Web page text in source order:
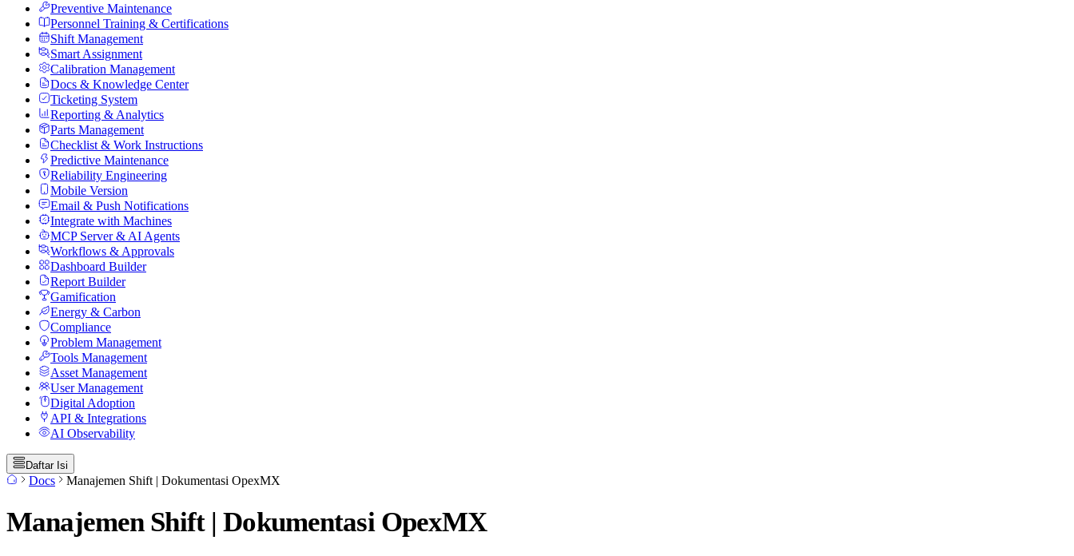
Preventive Maintenance
Personnel Training & Certifications
Shift Management
Smart Assignment
Calibration Management
Docs & Knowledge Center
Ticketing System
Reporting & Analytics
Parts Management
Checklist & Work Instructions
Predictive Maintenance
Reliability Engineering
Mobile Version
Email & Push Notifications
Integrate with Machines
MCP Server & AI Agents
Workflows & Approvals
Dashboard Builder
Report Builder
Gamification
Energy & Carbon
Compliance
Problem Management
Tools Management
Asset Management
User Management
Digital Adoption
API & Integrations
AI Observability
Daftar Isi
Docs Manajemen Shift | Dokumentasi OpexMX
Manajemen Shift | Dokumentasi OpexMX